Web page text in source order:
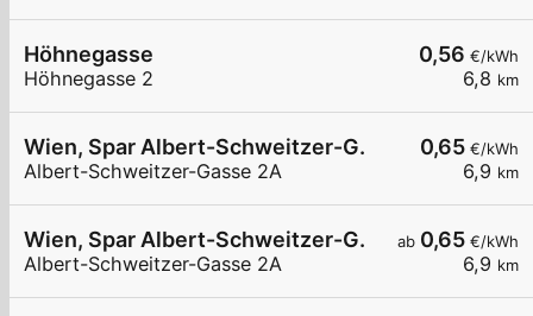
0,56 €/kWh
6,8 km
Höhnegasse
Höhnegasse 2
0,65 €/kWh
6,9 km
Wien, Spar Albert-Schweitzer-G.
Albert-Schweitzer-Gasse 2A
ab 0,65 €/kWh
6,9 km
Wien, Spar Albert-Schweitzer-G.
Albert-Schweitzer-Gasse 2A